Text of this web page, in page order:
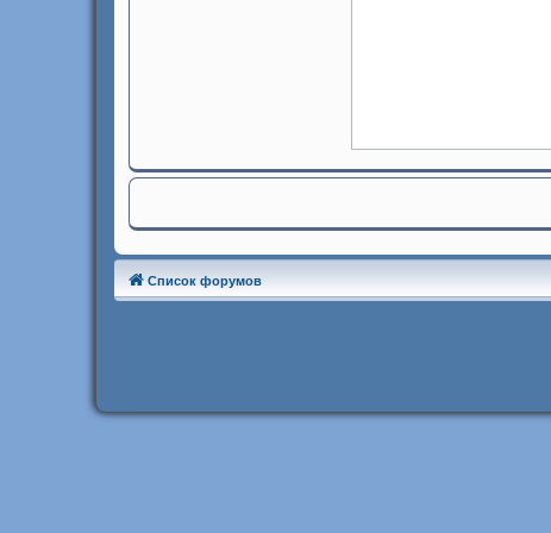
Список форумов